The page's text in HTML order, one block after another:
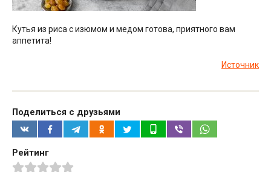
Кутья из риса с изюмом и медом готова, приятного вам
аппетита!
Источник
Поделиться с друзьями
Рейтинг